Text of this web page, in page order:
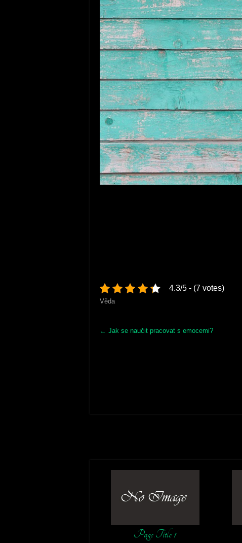
4.3/5 - (7 votes)
Věda
Post
← Jak se naučit pracovat s emocemi?
Page Title 1